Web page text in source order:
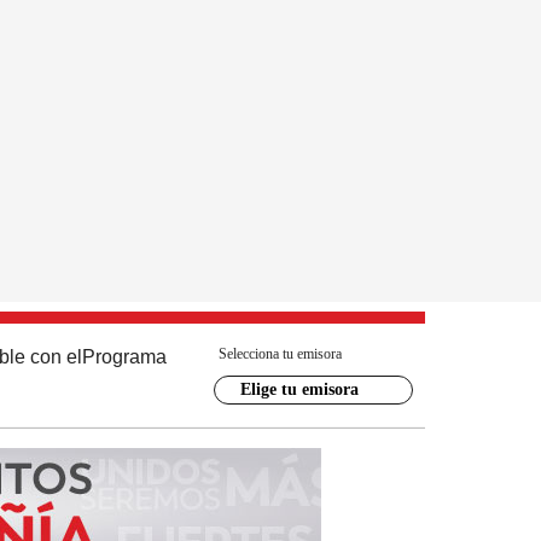
con el Programa Selecciona tu emisora
Elige tu emisora